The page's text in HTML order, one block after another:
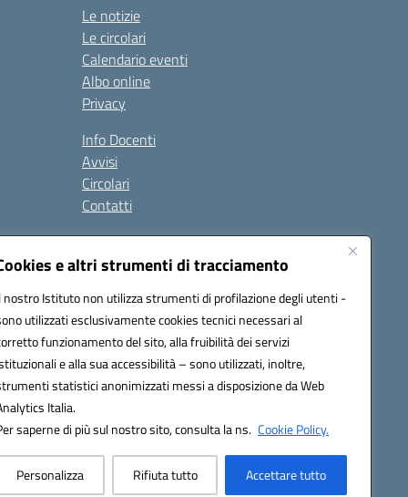
e altri strumenti di tracciamento
nostro Istituto non utilizza strumenti di profilazione degli utenti -
utilizzati esclusivamente cookies tecnici necessari al
funzionamento del sito, alla fruibilità dei servizi
e alla sua accessibilità – sono utilizzati, inoltre,
statistici anonimizzati messi a disposizione da Web
Italia.
saperne di più sul nostro sito, consulta la ns. Cookie Policy.
Personalizza Rifiuta tutto Accettare tutto
Le notizie
Le circolari
Calendario eventi
Albo online
Privacy
Info Docenti
Avvisi
Circolari
Contatti
Seguici su: